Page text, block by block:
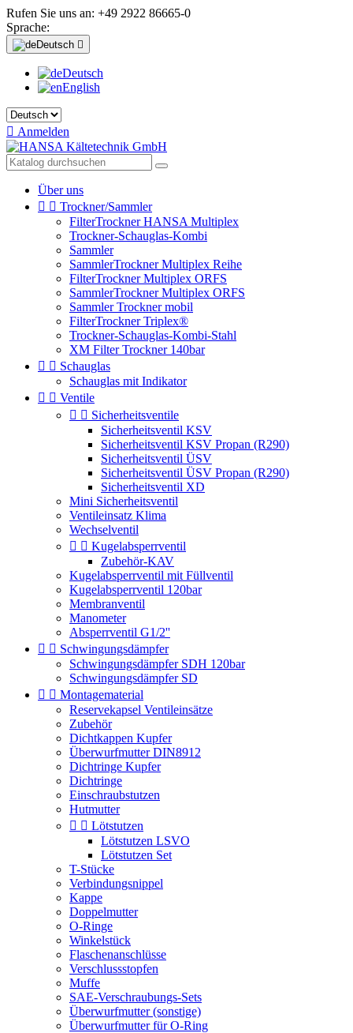
Rufen Sie uns an: +49 2922 86665-0
Sprache:
Deutsch 
Deutsch
English
 Anmelden
Über uns
  Trockner/Sammler
FilterTrockner HANSA Multiplex
Trockner-Schauglas-Kombi
Sammler
SammlerTrockner Multiplex Reihe
FilterTrockner Multiplex ORFS
SammlerTrockner Multiplex ORFS
Sammler Trockner mobil
FilterTrockner Triplex®
Trockner-Schauglas-Kombi-Stahl
XM Filter Trockner 140bar
  Schauglas
Schauglas mit Indikator
  Ventile
  Sicherheitsventile
Sicherheitsventil KSV
Sicherheitsventil KSV Propan (R290)
Sicherheitsventil ÜSV
Sicherheitsventil ÜSV Propan (R290)
Sicherheitsventil XD
Mini Sicherheitsventil
Ventileinsatz Klima
Wechselventil
  Kugelabsperrventil
Zubehör-KAV
Kugelabsperrventil mit Füllventil
Kugelabsperrventil 120bar
Membranventil
Manometer
Absperrventil G1/2''
  Schwingungsdämpfer
Schwingungsdämpfer SDH 120bar
Schwingungsdämpfer SD
  Montagematerial
Reservekapsel Ventileinsätze
Zubehör
Dichtkappen Kupfer
Überwurfmutter DIN8912
Dichtringe Kupfer
Dichtringe
Einschraubstutzen
Hutmutter
  Lötstutzen
Lötstutzen LSVO
Lötstutzen Set
T-Stücke
Verbindungsnippel
Kappe
Doppelmutter
O-Ringe
Winkelstück
Flaschenanschlüsse
Verschlussstopfen
Muffe
SAE-Verschraubungs-Sets
Überwurfmutter (sonstige)
Überwurfmutter für O-Ring